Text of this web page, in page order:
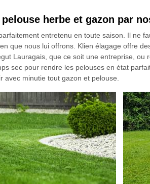
herbe et gazon par
entretenu en toute saison. Il ne
que nous lui offrons. Klien élagage offre
Lauragais, que ce soit une entreprise, ou
sec pour rendre les pelouses en état
avec minutie tout gazon et pelouse.